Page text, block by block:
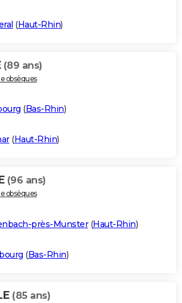
(Haut-Rhin)
(89 ans)
obsèques
(Bas-Rhin)
(Haut-Rhin)
(96 ans)
obsèques
près-Munster(Haut-Rhin)
(Bas-Rhin)
(85 ans)